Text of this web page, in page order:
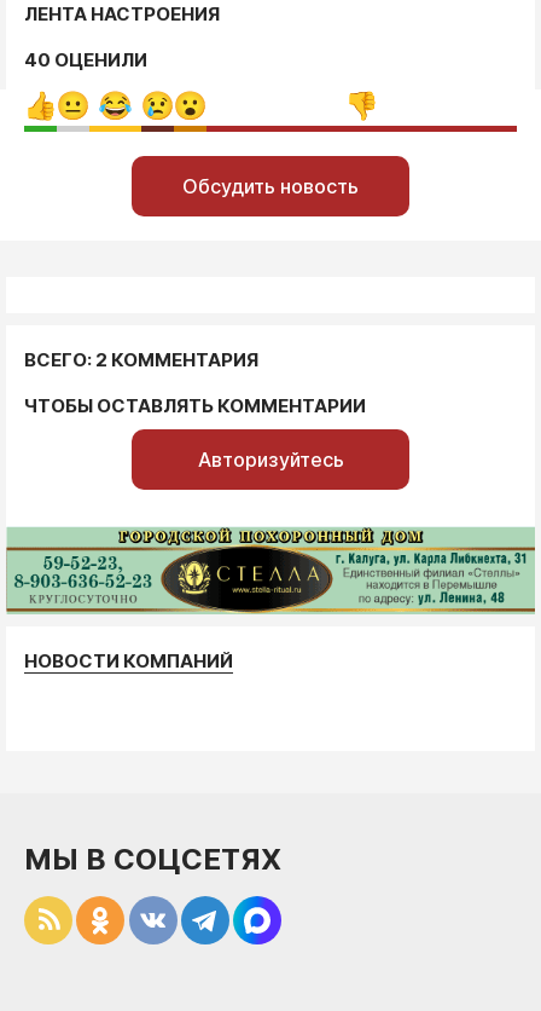
ЛЕНТА НАСТРОЕНИЯ
40 ОЦЕНИЛИ
Обсудить новость
ВСЕГО: 2 КОММЕНТАРИЯ
ЧТОБЫ ОСТАВЛЯТЬ КОММЕНТАРИИ
Авторизуйтесь
НОВОСТИ КОМПАНИЙ
МЫ В СОЦСЕТЯХ